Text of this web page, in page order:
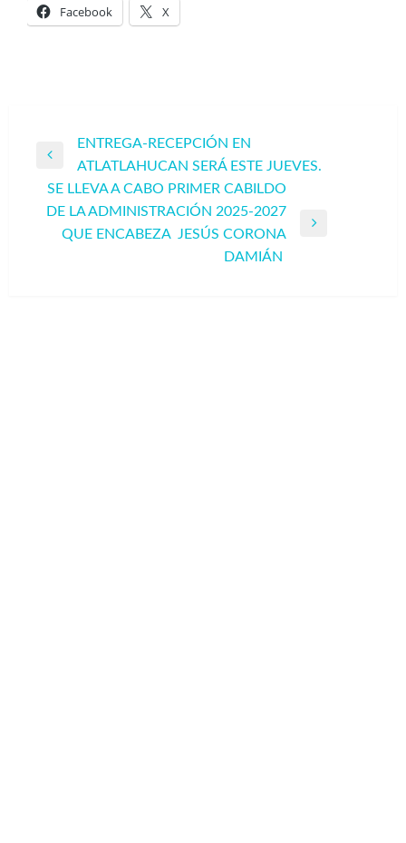
Facebook X
Navegación
entradas
Entrada
anterior
ENTREGA-RECEPCIÓN EN
ATLATLAHUCAN SERÁ ESTE JUEVES.
Entrada
SE LLEVA A CABO PRIMER CABILDO
DE LA ADMINISTRACIÓN 2025-2027
QUE ENCABEZA JESÚS CORONA
DAMIÁN